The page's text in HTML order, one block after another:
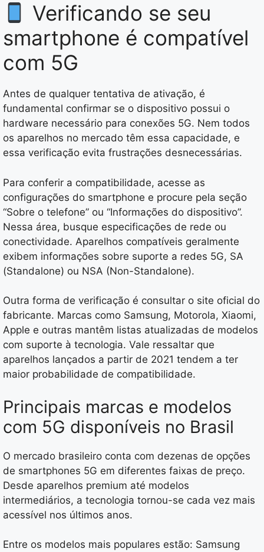
Verificando se seu
smartphone é compatível
com 5G
Antes de qualquer tentativa de ativação, é
fundamental confirmar se o dispositivo possui o
hardware necessário para conexões 5G. Nem todos
os aparelhos no mercado têm essa capacidade, e
essa verificação evita frustrações desnecessárias.
Para conferir a compatibilidade, acesse as
configurações do smartphone e procure pela seção
“Sobre o telefone” ou “Informações do dispositivo”.
Nessa área, busque especificações de rede ou
conectividade. Aparelhos compatíveis geralmente
exibem informações sobre suporte a redes 5G, SA
(Standalone) ou NSA (Non-Standalone).
Outra forma de verificação é consultar o site oficial do
fabricante. Marcas como Samsung, Motorola, Xiaomi,
Apple e outras mantêm listas atualizadas de modelos
com suporte à tecnologia. Vale ressaltar que
aparelhos lançados a partir de 2021 tendem a ter
maior probabilidade de compatibilidade.
Principais marcas e modelos
com 5G disponíveis no Brasil
O mercado brasileiro conta com dezenas de opções
de smartphones 5G em diferentes faixas de preço.
Desde aparelhos premium até modelos
intermediários, a tecnologia tornou-se cada vez mais
acessível nos últimos anos.
Entre os modelos mais populares estão: Samsung